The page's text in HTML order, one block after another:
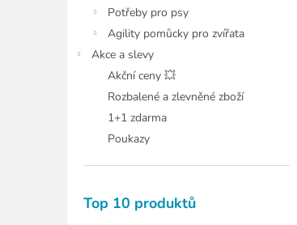
Potřeby pro psy
Agility pomůcky pro zvířata
Akce a slevy
Akční ceny 💥
Rozbalené a zlevněné zboží
1+1 zdarma
Poukazy
Top 10 produktů